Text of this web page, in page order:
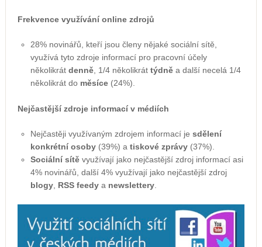
Frekvence využívání online zdrojů
28% novinářů, kteří jsou členy nějaké sociální sítě,
využívá tyto zdroje informací pro pracovní účely
několikrát denně, 1/4 několikrát týdněa další necelá 1/4
několikrát do měsíce(24%).
Nejčastější zdroje informací v médiích
Nejčastěji využívaným zdrojem informací je sdělení
konkrétní osoby(39%) a tiskové zprávy(37%).
Sociální sítěvyužívají jako nejčastější zdroj informací asi
4% novinářů, další 4% využívají jako nejčastější zdroj
blogy, RSS feedya newslettery.